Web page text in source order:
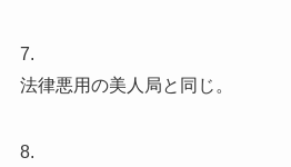
7.
法律悪用の美人局と同じ。
8.